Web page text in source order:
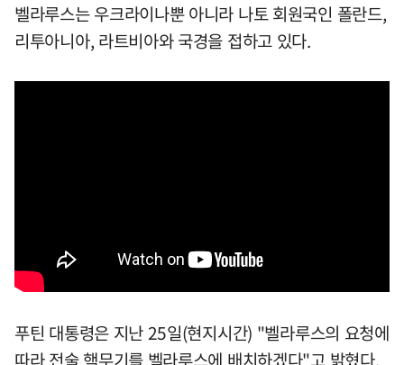
벨라루스는 우크라이나뿐 아니라 나토 회원국인 폴란드,
리투아니아, 라트비아와 국경을 접하고 있다.
푸틴 대통령은 지난 25일(현지시간) "벨라루스의 요청에
따라 전술 핵무기를 벨라루스에 배치하겠다"고 밝혔다.